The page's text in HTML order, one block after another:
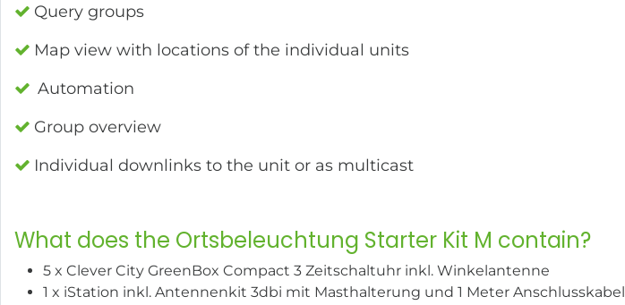
Query groups
Map view with locations of the individual units
Automation
Group overview
Individual downlinks to the unit or as multicast
What does the Ortsbeleuchtung Starter Kit M contain?
5 x Clever City GreenBox Compact 3 Zeitschaltuhr inkl. Winkelantenne
1 x iStation inkl. Antennenkit 3dbi mit Masthalterung und 1 Meter Anschlusskabel